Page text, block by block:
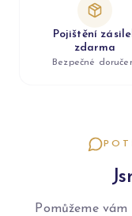
Pojištění
zdarma
Bezpečné
Pomůžeme